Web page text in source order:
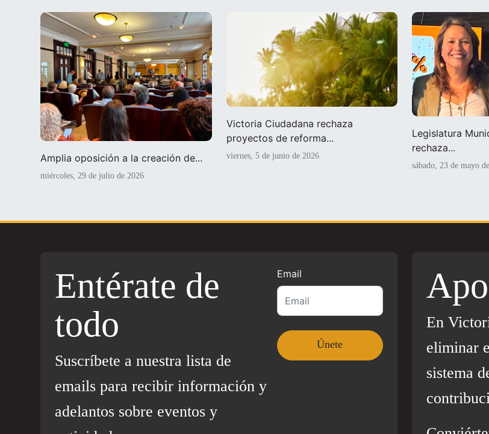
Amplia oposición a la creación de...
miércoles, 29 de julio de 2026
Victoria Ciudadana rechaza
proyectos de reforma...
viernes, 5 de junio de 2026
Legislatura
rechaza...
sábado, 23 de mayo
Entérate de
todo
Suscríbete a nuestra lista de
emails para recibir información y
adelantos sobre eventos y
Email
En
eliminar
sistema